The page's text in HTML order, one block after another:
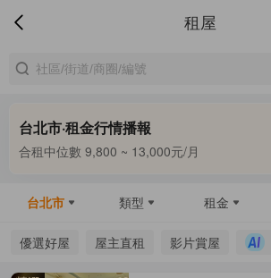
租屋
台北市·租金行情播報
合租中位數 9,800 ~ 13,000元/月
台北市 類型 租金
優選好屋 屋主直租 影片賞屋